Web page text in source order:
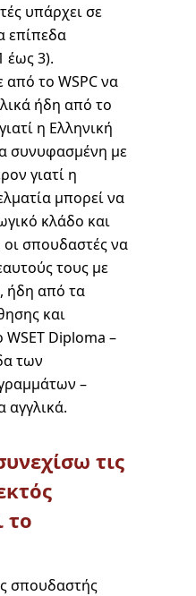
υπάρχει σε
επίπεδα
έως 3).
από το WSPC να
ήδη από το
η Ελληνική
συνυφασμένη με
γιατί η
μπορεί να
κλάδο και
οι σπουδαστές να
τους με
ήδη από τα
και
WSET Diploma –
των
–
αγγλικά.
τις
το
σπουδαστής